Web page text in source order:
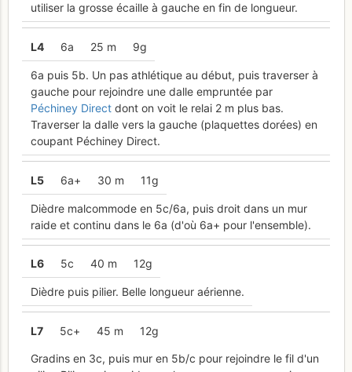
utiliser la grosse écaille à gauche en fin de longueur.
L4 6a 25 m 9g
6a puis 5b. Un pas athlétique au début, puis traverser à
gauche pour rejoindre une dalle empruntée par
Péchiney Directdont on voit le relai 2 m plus bas.
Traverser la dalle vers la gauche (plaquettes dorées) en
coupant Péchiney Direct.
L5 6a+ 30 m 11g
Dièdre malcommode en 5c/6a, puis droit dans un mur
raide et continu dans le 6a (d'où 6a+ pour l'ensemble).
L6 5c 40 m 12g
Dièdre puis pilier. Belle longueur aérienne.
L7 5c+ 45 m 12g
Gradins en 3c, puis mur en 5b/c pour rejoindre le fil d'un